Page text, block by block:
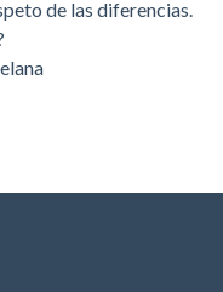
de las diferencias.